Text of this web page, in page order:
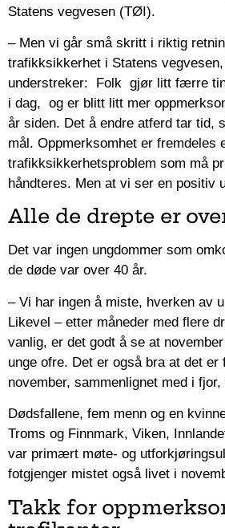
Statens vegvesen (TØI).
– Men vi går små skritt i riktig
trafikksikkerhet i Statens
understreker: Folk gjør litt færre
i dag, og er blitt litt mer
år siden. Det å endre atferd tar tid,
mål. Oppmerksomhet er fremdeles
trafikksikkerhetsproblem som må
håndteres. Men at vi ser en positiv
Alle de drepte er
Det var ingen ungdommer som
de døde var over 40 år.
– Vi har ingen å miste, hverken av
Likevel – etter måneder med flere
vanlig, er det godt å se at
unge ofre. Det er også bra at det
november, sammenlignet med i fjor,
Dødsfallene, fem menn og en
Troms og Finnmark, Viken,
var primært møte- og
fotgjenger mistet også livet i
Takk for